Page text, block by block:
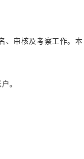
、审核及考察工作。本
。